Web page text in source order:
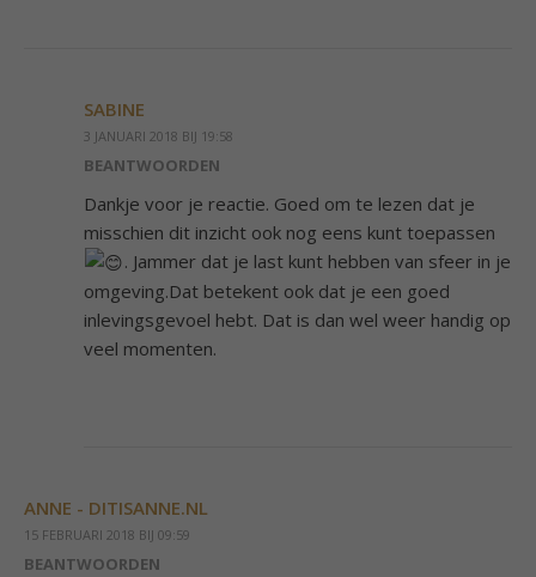
SABINE
3 JANUARI 2018 BIJ 19:58
BEANTWOORDEN
Dankje voor je reactie. Goed om te lezen dat je
misschien dit inzicht ook nog eens kunt toepassen
. Jammer dat je last kunt hebben van sfeer in je
omgeving.Dat betekent ook dat je een goed
inlevingsgevoel hebt. Dat is dan wel weer handig op
veel momenten.
ANNE - DITISANNE.NL
15 FEBRUARI 2018 BIJ 09:59
BEANTWOORDEN